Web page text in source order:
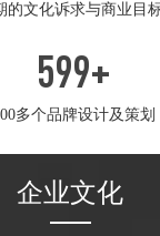
的文化诉求与商业目标
600+
多个品牌设计及策划
企业文化